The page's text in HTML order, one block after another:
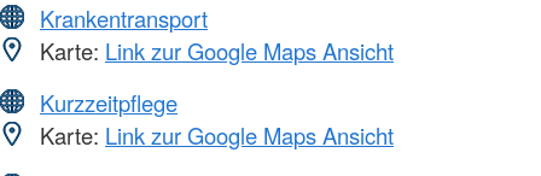
Krankentransport
Karte: Link zur Google Maps Ansicht
Kurzzeitpflege
Karte: Link zur Google Maps Ansicht